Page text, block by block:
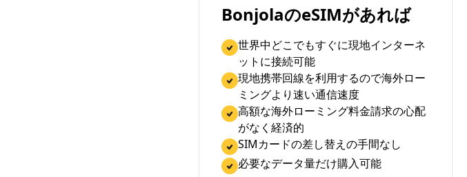
BonjolaのeSIMがあれば
世界中どこでもすぐに現地インターネ
ットに接続可能
現地携帯回線を利用するので海外ロー
ミングより速い通信速度
高額な海外ローミング料金請求の心配
がなく経済的
SIMカードの差し替えの手間なし
必要なデータ量だけ購入可能